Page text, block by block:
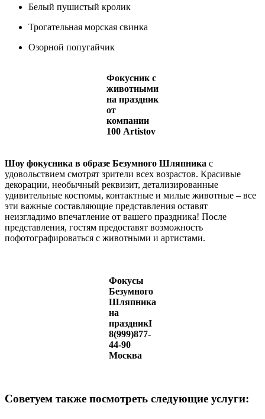
Белый пушистый кролик
Трогательная морская свинка
Озорной попугайчик
Фокусник с
животными
на праздник
от
компании
100 Artistov
Шоу фокусника в образе Безумного Шляпника с
удовольствием смотрят зрители всех возрастов. Красивые
декорации, необычный реквизит, детализированные
удивительные костюмы, контактные и милые животные – все
эти важные составляющие представления оставят
неизгладимо впечатление от вашего праздника! После
представления, гостям предоставят возможность
пофотографироваться с животными и артистами.
Фокусы
Безумного
Шляпника
на
праздникI
8(999)877-
44-90
Москва
Советуем также посмотреть следующие услуги: